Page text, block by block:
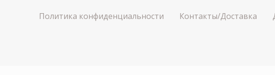
Политика конфиденциальности Контакты/Доставка